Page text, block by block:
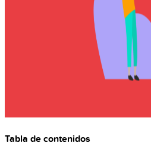
Tabla de contenidos